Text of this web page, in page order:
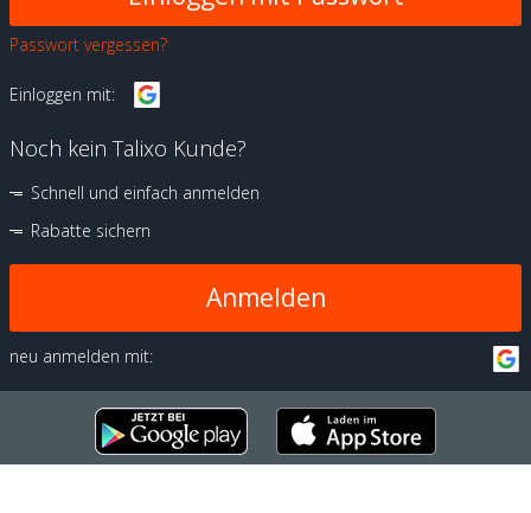
Passwort vergessen?
Einloggen mit:
Noch kein Talixo Kunde?
Schnell und einfach anmelden
Rabatte sichern
Anmelden
neu anmelden mit: